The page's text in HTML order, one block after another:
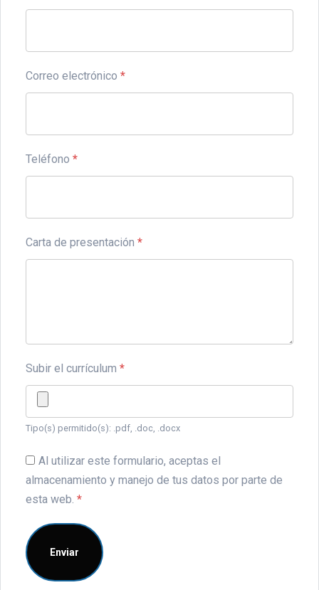
Correo electrónico *
Teléfono *
Carta de presentación *
Subir el currículum *
Tipo(s) permitido(s): .pdf, .doc, .docx
Al utilizar este formulario, aceptas el
almacenamiento y manejo de tus datos por parte de
esta web. *